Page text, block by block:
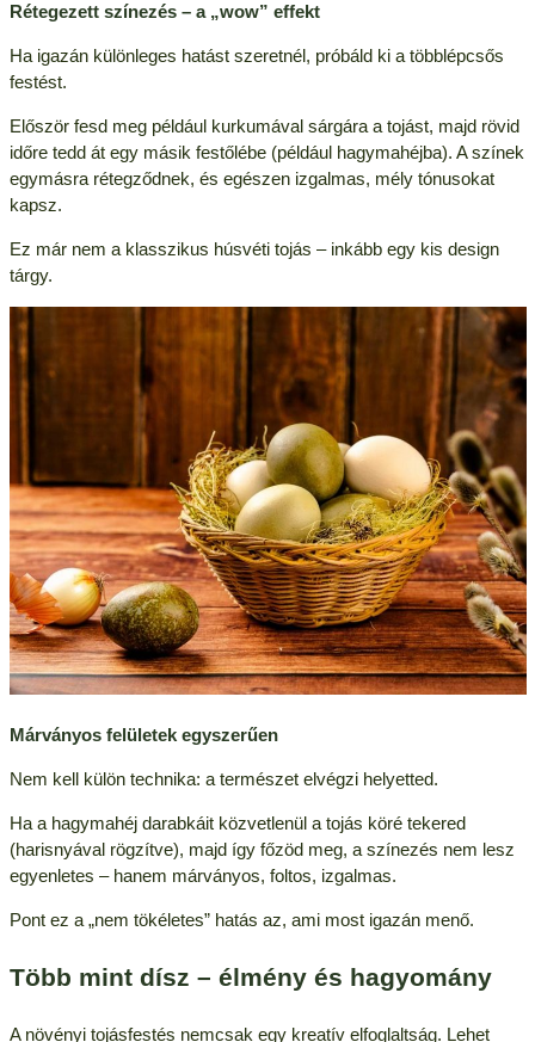
Rétegezett színezés – a „wow” effekt
Ha igazán különleges hatást szeretnél, próbáld ki a többlépcsős
festést.
Először fesd meg például kurkumával sárgára a tojást, majd rövid
időre tedd át egy másik festőlébe (például hagymahéjba). A színek
egymásra rétegződnek, és egészen izgalmas, mély tónusokat
kapsz.
Ez már nem a klasszikus húsvéti tojás – inkább egy kis design
tárgy.
Márványos felületek egyszerűen
Nem kell külön technika: a természet elvégzi helyetted.
Ha a hagymahéj darabkáit közvetlenül a tojás köré tekered
(harisnyával rögzítve), majd így főzöd meg, a színezés nem lesz
egyenletes – hanem márványos, foltos, izgalmas.
Pont ez a „nem tökéletes” hatás az, ami most igazán menő.
Több mint dísz – élmény és hagyomány
A növényi tojásfestés nemcsak egy kreatív elfoglaltság. Lehet